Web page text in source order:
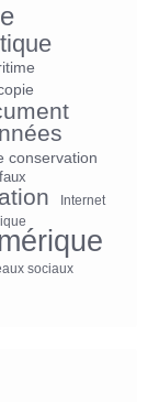
conservation
faux
Internet
sociaux